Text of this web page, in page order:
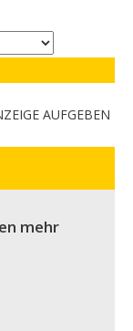
AUFGEBEN
mehr